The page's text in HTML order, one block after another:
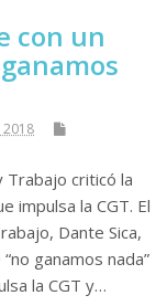
con un
Trabajo criticó la
impulsa la CGT. El
Dante Sica,
ganamos nada”
la CGT y…